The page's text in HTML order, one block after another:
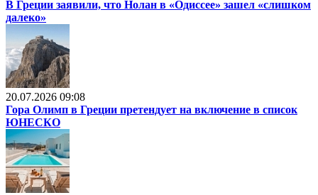
В Греции заявили, что Нолан в «Одиссее» зашел «слишком
далеко»
20.07.2026 09:08
Гора Олимп в Греции претендует на включение в список
ЮНЕСКО